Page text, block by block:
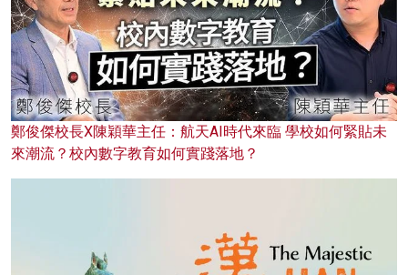
鄭俊傑校長X陳穎華主任：航天AI時代來臨 學校如何緊貼未
來潮流？校內數字教育如何實踐落地？